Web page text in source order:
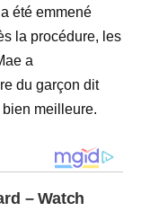
été emmené
la procédure, les
a
du garçon dit
meilleure.